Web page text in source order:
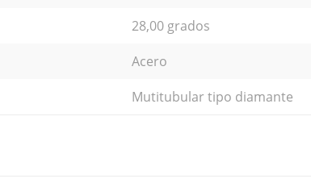
28,00 grados
Acero
Mutitubular tipo diamante